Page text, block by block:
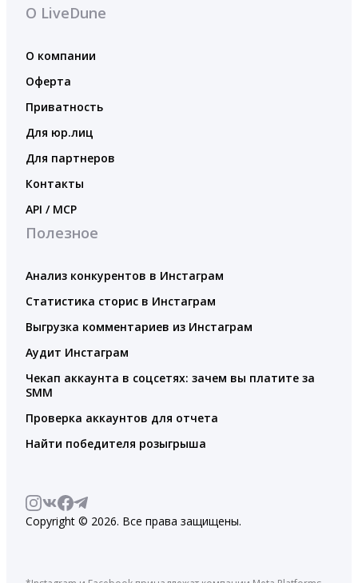
О LiveDune
О компании
Оферта
Приватность
Для юр.лиц
Для партнеров
Контакты
API / MCP
Полезное
Анализ конкурентов в Инстаграм
Статистика сторис в Инстаграм
Выгрузка комментариев из Инстаграм
Аудит Инстаграм
Чекап аккаунта в соцсетях: зачем вы платите за
SMM
Проверка аккаунтов для отчета
Найти победителя розыгрыша
Copyright © 2026. Все права защищены.